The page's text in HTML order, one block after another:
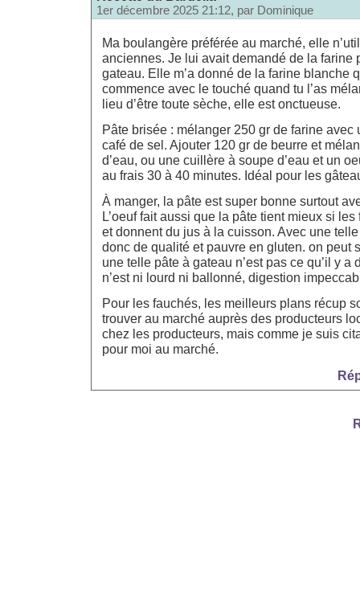
1er décembre 2025 21:12, par Dominique
Ma boulangère préférée au marché, elle
anciennes. Je lui avait demandé de la farine
gateau. Elle m’a donné de la farine blanche
commence avec le touché quand tu l’as
lieu d’être toute sèche, elle est onctueuse.
Pâte brisée : mélanger 250 gr de farine avec
café de sel. Ajouter 120 gr de beurre et
d’eau, ou une cuillère à soupe d’eau et un
au frais 30 à 40 minutes. Idéal pour les
À manger, la pâte est super bonne surtout
L’oeuf fait aussi que la pâte tient mieux si
et donnent du jus à la cuisson. Avec une
donc de qualité et pauvre en gluten. on peut
une telle pâte à gateau n’est pas ce qu’il y a
n’est ni lourd ni ballonné, digestion
Pour les fauchés, les meilleurs plans récup
trouver au marché auprès des producteurs
chez les producteurs, mais comme je suis
pour moi au marché.